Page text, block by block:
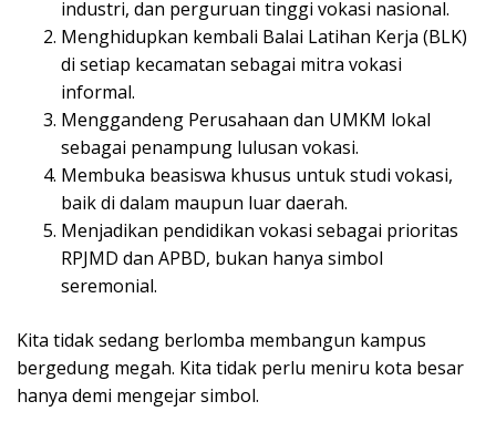
industri, dan perguruan tinggi vokasi nasional.
Menghidupkan kembali Balai Latihan Kerja (BLK)
di setiap kecamatan sebagai mitra vokasi
informal.
Menggandeng Perusahaan dan UMKM lokal
sebagai penampung lulusan vokasi.
Membuka beasiswa khusus untuk studi vokasi,
baik di dalam maupun luar daerah.
Menjadikan pendidikan vokasi sebagai prioritas
RPJMD dan APBD, bukan hanya simbol
seremonial.
Kita tidak sedang berlomba membangun kampus
bergedung megah. Kita tidak perlu meniru kota besar
hanya demi mengejar simbol.